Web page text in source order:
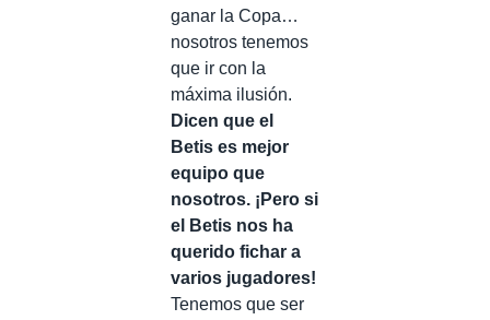
ganar la Copa…
nosotros tenemos
que ir con la
máxima ilusión.
Dicen que el
Betis es mejor
equipo que
nosotros. ¡Pero si
el Betis nos ha
querido fichar a
varios jugadores!
Tenemos que ser